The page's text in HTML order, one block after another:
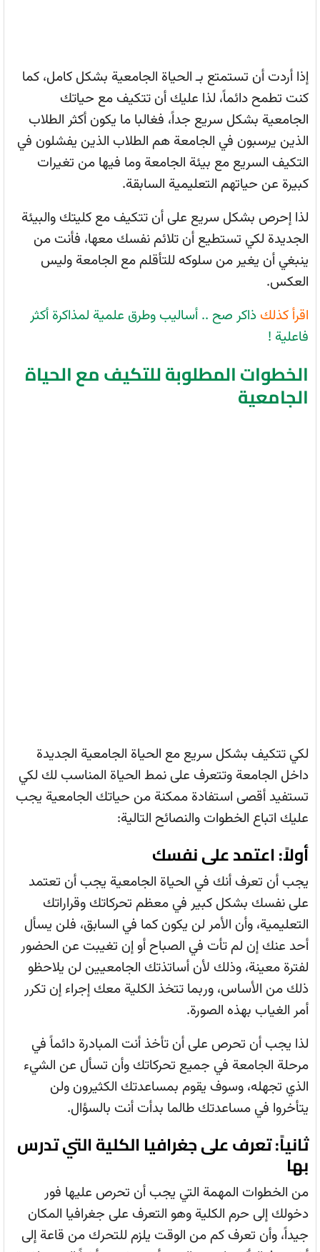
إذا أردت أن تستمتع بـ الحياة الجامعية بشكل كامل، كما
كنت تطمح دائماً، لذا عليك أن تتكيف مع حياتك
الجامعية بشكل سريع جداً، فغالبا ما يكون أكثر الطلاب
الذين يرسبون في الجامعة هم الطلاب الذين يفشلون في
التكيف السريع مع بيئة الجامعة وما فيها من تغيرات
كبيرة عن حياتهم التعليمية السابقة.
لذا إحرص بشكل سريع على أن تتكيف مع كليتك والبيئة
الجديدة لكي تستطيع أن تلائم نفسك معها، فأنت من
ينبغي أن يغير من سلوكه للتأقلم مع الجامعة وليس
العكس.
اقرأ كذلك ذاكر صح .. أساليب وطرق علمية لمذاكرة أكثر
فاعلية !
الخطوات المطلوبة للتكيف مع الحياة
الجامعية
لكي تتكيف بشكل سريع مع الحياة الجامعية الجديدة
داخل الجامعة وتتعرف على نمط الحياة المناسب لك لكي
تستفيد أقصى استفادة ممكنة من حياتك الجامعية يجب
عليك اتباع الخطوات والنصائح التالية:
أولاً: اعتمد على نفسك
يجب أن تعرف أنك في الحياة الجامعية يجب أن تعتمد
على نفسك بشكل كبير في معظم تحركاتك وقراراتك
التعليمية، وأن الأمر لن يكون كما في السابق، فلن يسأل
أحد عنك إن لم تأت في الصباح أو إن تغيبت عن الحضور
لفترة معينة، وذلك لأن أساتذتك الجامعيين لن يلاحظو
ذلك من الأساس، وربما تتخذ الكلية معك إجراء إن تكرر
أمر الغياب بهذه الصورة.
لذا يجب أن تحرص على أن تأخذ أنت المبادرة دائماً في
مرحلة الجامعة في جميع تحركاتك وأن تسأل عن الشيء
الذي تجهله، وسوف يقوم بمساعدتك الكثيرون ولن
يتأخروا في مساعدتك طالما بدأت أنت بالسؤال.
ثانياً: تعرف على جغرافيا الكلية التي تدرس
بها
من الخطوات المهمة التي يجب أن تحرص عليها فور
دخولك إلى حرم الكلية وهو التعرف على جغرافيا المكان
جيداً، وأن تعرف كم من الوقت يلزم للتحرك من قاعة إلى